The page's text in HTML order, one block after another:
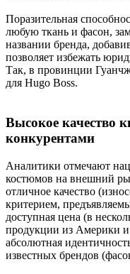
Поразительная
любую ткань и фасон,
названии бренда,
позволяет избежать
Так, в провинции
для Hugo Boss.
Высокое качество
конкурентами
Аналитики отмечают
костюмов на внешний
отличное качество
критерием,
доступная цена (в
продукции из Америки
абсолютная
известных брендов